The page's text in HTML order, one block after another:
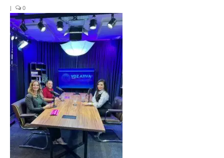
Contato
Currículo
| 0